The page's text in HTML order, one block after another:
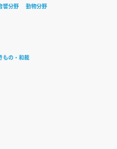
響分野
動物分野
もの・和裁